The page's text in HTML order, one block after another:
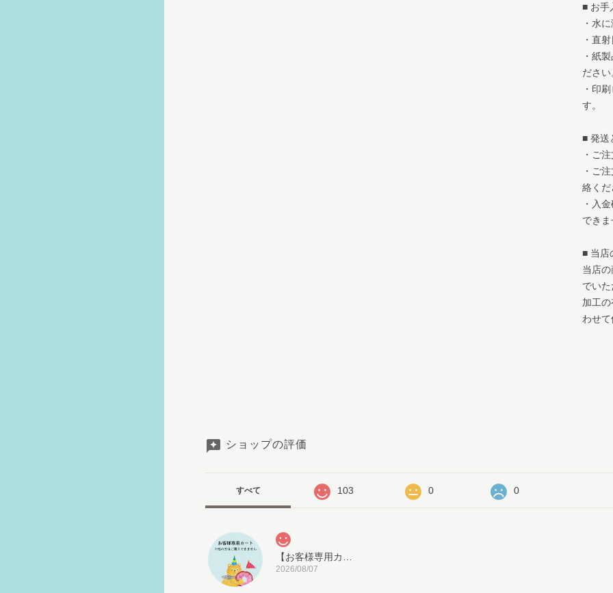
■ お手
・水
・直
・紙
ださい
・印
す。
■ 発送
・ご
・ご
絡く
・入
でき
■ 当店
当店
でい
加工
わせ
ショップの評価
すべて 103 0 0
【お客様専用カート】※事前にご連絡のお客様用の追加購入対応カートです
2026/08/07